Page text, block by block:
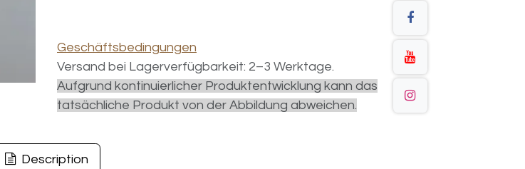
Geschäftsbedingungen
Versand bei Lagerverfügbarkeit: 2–3 Werktage.
Aufgrund kontinuierlicher Produktentwicklung kann das
tatsächliche Produkt von der Abbildung abweichen.
Description